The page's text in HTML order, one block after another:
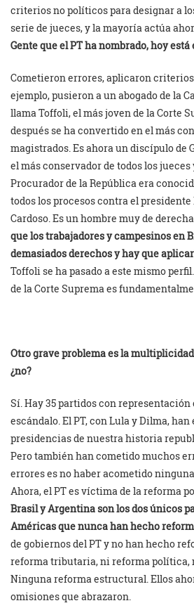
criterios no políticos para designar a
serie de jueces, y la mayoría actúa
Gente que el PT ha nombrado, hoy está
Cometieron errores, aplicaron
ejemplo, pusieron a un abogado de la
llama Toffoli, el más joven de la Corte
después se ha convertido en el más
magistrados. Es ahora un discípulo de
el más conservador de todos los
Procurador de la República era
todos los procesos contra el
Cardoso. Es un hombre muy de
que los trabajadores y campesinos en
demasiados derechos y hay que
Toffoli se ha pasado a este mismo
de la Corte Suprema es
Otro grave problema es la
¿no?
Sí. Hay 35 partidos con representación
escándalo. El PT, con Lula y Dilma,
presidencias de nuestra historia
Pero también han cometido muchos
errores es no haber acometido
Ahora, el PT es víctima de la reforma
Brasil y Argentina son los dos únicos
Américas que nunca han hecho
de gobiernos del PT y no han hecho
reforma tributaria, ni reforma política,
Ninguna reforma estructural. Ellos
omisiones que abrazaron.